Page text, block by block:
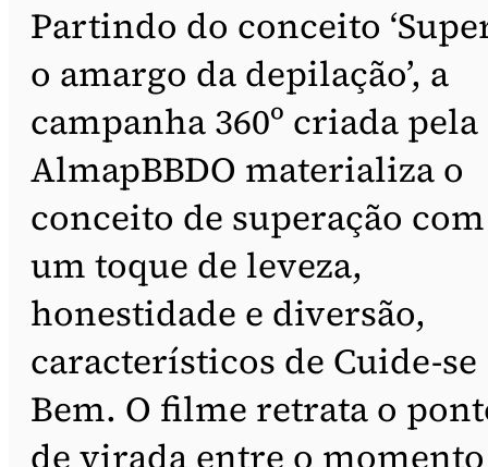
Partindo do conceito
o amargo da depilação’, a
campanha 360º criada pela
AlmapBBDO materializa o
conceito de superação com
um toque de leveza,
honestidade e diversão,
característicos de Cuide-se
Bem. O filme retrata o
de virada entre o momento